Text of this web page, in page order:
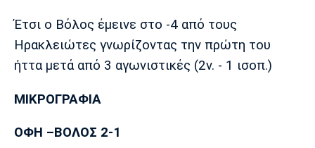
Έτσι ο Βόλος έμεινε στο -4 από τους
Ηρακλειώτες γνωρίζοντας την πρώτη του
ήττα μετά από 3 αγωνιστικές (2ν. - 1 ισοπ.)
ΜΙΚΡΟΓΡΑΦΙΑ
ΟΦΗ –ΒΟΛΟΣ 2-1